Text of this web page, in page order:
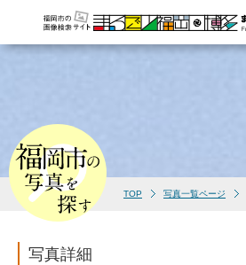
TOP 写真一覧ページ
写真詳細